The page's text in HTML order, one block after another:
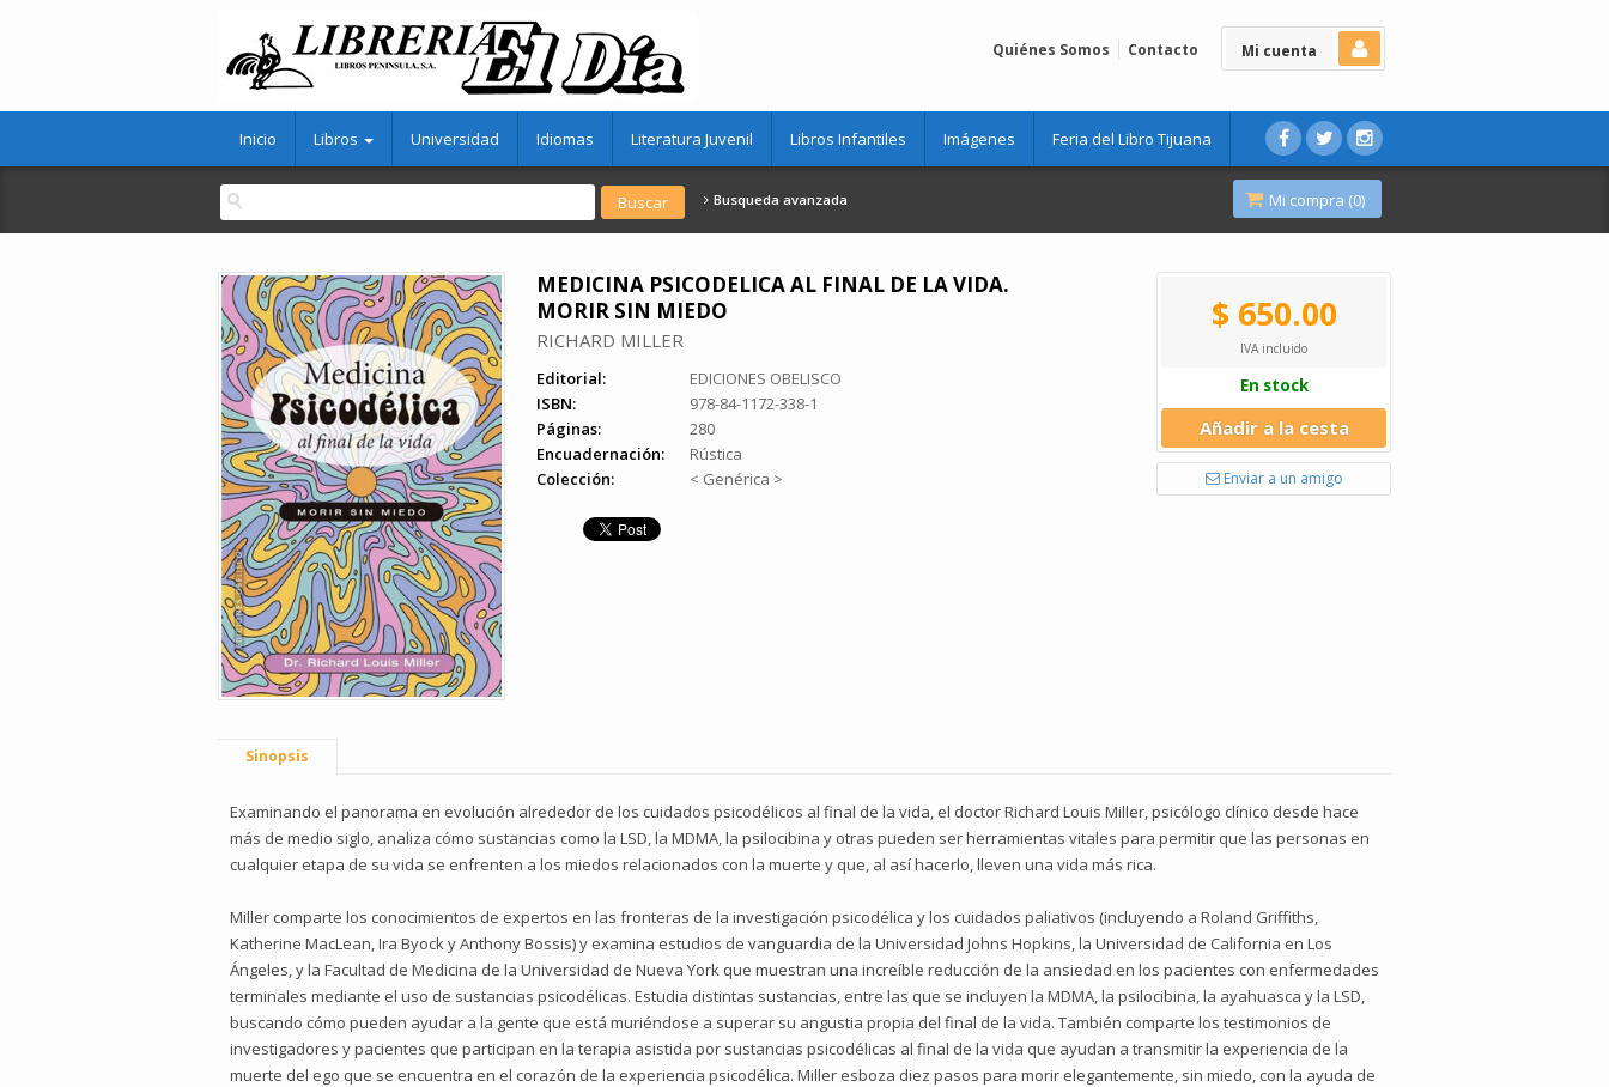
Mi cuenta
Quiénes Somos Contacto
Inicio Libros Universidad Idiomas Literatura Juvenil Libros Infantiles Imágenes Feria del Libro Tijuana
Busqueda avanzada Mi compra (0)
MEDICINA PSICODELICA AL FINAL DE LA VIDA.
MORIR SIN MIEDO
RICHARD MILLER
Editorial:
EDICIONES OBELISCO
ISBN:
978-84-1172-338-1
Páginas:
280
Encuadernación:
Rústica
Colección:
< Genérica >
$ 650.00
IVA incluido
En stock
Añadir a la cesta
Enviar a un amigo
Sinopsis
Examinando el panorama en evolución alrededor de los cuidados psicodélicos al final de la vida, el doctor Richard Louis Miller, psicólogo clínico desde hace
más de medio siglo, analiza cómo sustancias como la LSD, la MDMA, la psilocibina y otras pueden ser herramientas vitales para permitir que las personas en
cualquier etapa de su vida se enfrenten a los miedos relacionados con la muerte y que, al así hacerlo, lleven una vida más rica.
Miller comparte los conocimientos de expertos en las fronteras de la investigación psicodélica y los cuidados paliativos (incluyendo a Roland Griffiths,
Katherine MacLean, Ira Byock y Anthony Bossis) y examina estudios de vanguardia de la Universidad Johns Hopkins, la Universidad de California en Los
Ángeles, y la Facultad de Medicina de la Universidad de Nueva York que muestran una increíble reducción de la ansiedad en los pacientes con enfermedades
terminales mediante el uso de sustancias psicodélicas. Estudia distintas sustancias, entre las que se incluyen la MDMA, la psilocibina, la ayahuasca y la LSD,
buscando cómo pueden ayudar a la gente que está muriéndose a superar su angustia propia del final de la vida. También comparte los testimonios de
investigadores y pacientes que participan en la terapia asistida por sustancias psicodélicas al final de la vida que ayudan a transmitir la experiencia de la
muerte del ego que se encuentra en el corazón de la experiencia psicodélica. Miller esboza diez pasos para morir elegantemente, sin miedo, con la ayuda de